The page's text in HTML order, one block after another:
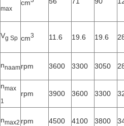
max
cm
Vg Sp cm3 11.6 19.6 19.6
nnaamrpm 3600 3300 3050
nmax
1
rpm 3900 3600 3300
nmax2 rpm 4500 4100 3800